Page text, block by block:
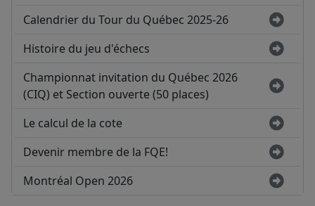
Calendrier du Tour du Québec 2025-26
Histoire du jeu d'échecs
Championnat invitation du Québec 2026
(CIQ) et Section ouverte (50 places)
Le calcul de la cote
Devenir membre de la FQE!
Montréal Open 2026